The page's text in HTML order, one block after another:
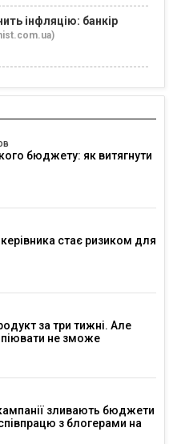
інфляцію: банкір
бюджету: як витягнути
керівника стає ризиком для
за три тижні. Але
не зможе
зливають бюджети
з блогерами на